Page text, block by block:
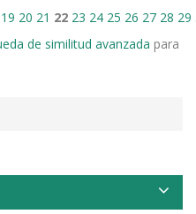
19 20 21 22 23 24 25 26 27 28 29
de similitud avanzada para